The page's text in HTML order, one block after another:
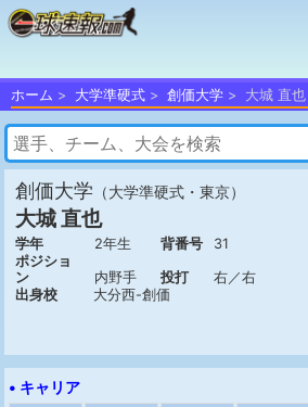
ホーム 大学準硬式 創価大学 大城 直也
創価大学 （大学準硬式・東京）
大城 直也
学年 2年生 背番号
31
ポジショ
ン
内野手 投打
右／右
出身校
大分西-創価
• キャリア